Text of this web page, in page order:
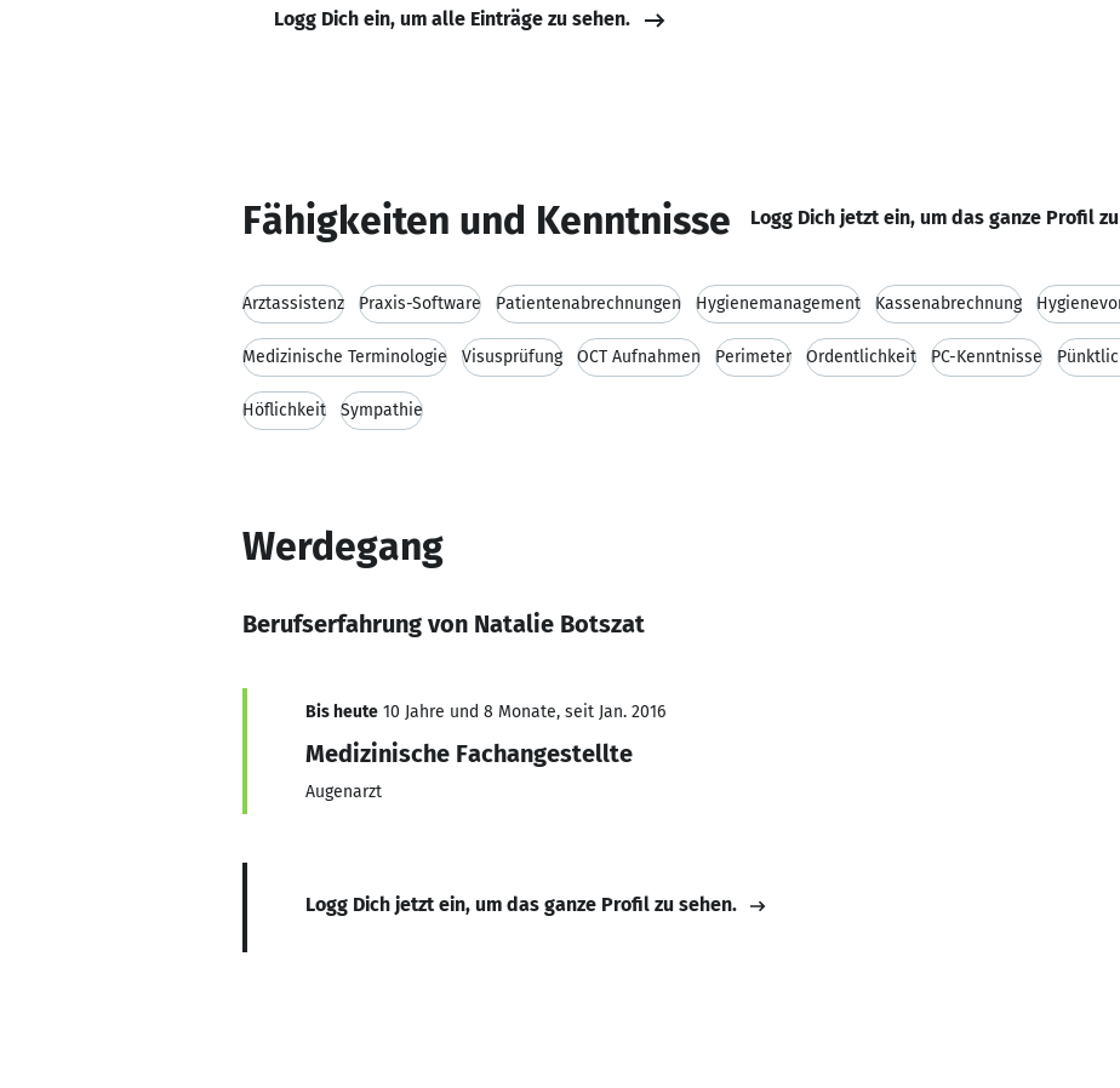
Logg Dich ein, um alle Einträge zu sehen.
Fähigkeiten und Kenntnisse Logg Dich jetzt ein, um das ganze Profil
Arztassistenz Praxis-Software Patientenabrechnungen Hygienemanagement Kassenabrechnung
Medizinische Terminologie Visusprüfung OCT Aufnahmen Perimeter Ordentlichkeit PC-Kenntnisse
Höflichkeit Sympathie
Werdegang
Berufserfahrung von Natalie Botszat
Bis heute 10 Jahre und 8 Monate, seit Jan. 2016
Medizinische Fachangestellte
Augenarzt
Logg Dich jetzt ein, um das ganze Profil zu sehen.